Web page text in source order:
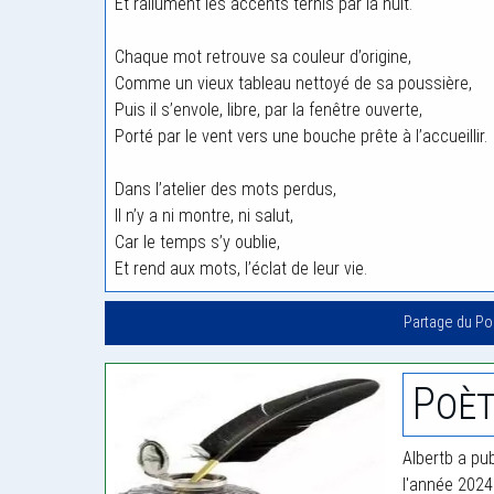
Chaque mot retrouve sa couleur d’origine,
Comme un vieux tableau nettoyé de sa poussière,
Puis il s’envole, libre, par la fenêtre ouverte,
Porté par le vent vers une bouche prête à l’accueillir.
Dans l’atelier des mots perdus,
Il n’y a ni montre, ni salut,
Car le temps s’y oublie,
Et rend aux mots, l’éclat de leur vie.
Partage du
Albertb a
l'année